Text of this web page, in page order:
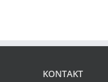
KONTAKT